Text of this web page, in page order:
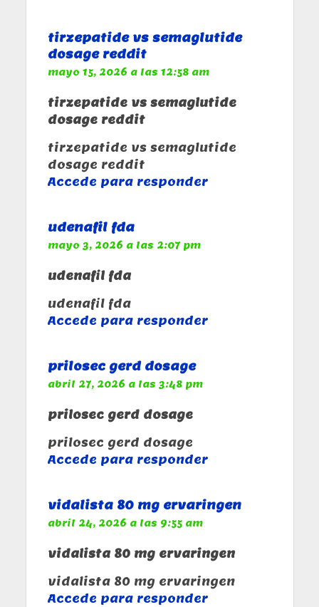
tirzepatide vs semaglutide
dosage reddit
mayo 15, 2026 a las 12:58 am
tirzepatide vs semaglutide
dosage reddit
tirzepatide vs semaglutide
dosage reddit
Accede para responder
udenafil fda
mayo 3, 2026 a las 2:07 pm
udenafil fda
udenafil fda
Accede para responder
prilosec gerd dosage
abril 27, 2026 a las 3:48 pm
prilosec gerd dosage
prilosec gerd dosage
Accede para responder
vidalista 80 mg ervaringen
abril 24, 2026 a las 9:55 am
vidalista 80 mg ervaringen
vidalista 80 mg ervaringen
Accede para responder